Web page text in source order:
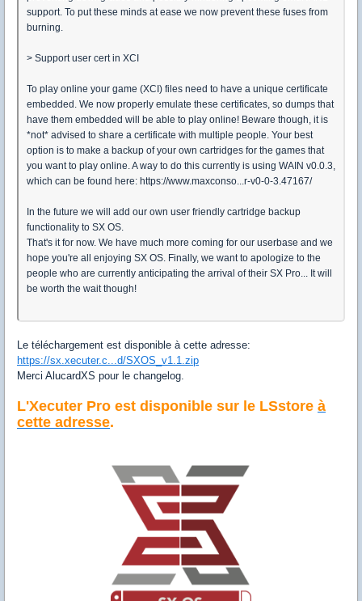
support. To put these minds at ease we now prevent these fuses from
burning.
> Support user cert in XCI
To play online your game (XCI) files need to have a unique certificate
embedded. We now properly emulate these certificates, so dumps that
have them embedded will be able to play online! Beware though, it is
*not* advised to share a certificate with multiple people. Your best
option is to make a backup of your own cartridges for the games that
you want to play online. A way to do this currently is using WAIN v0.0.3,
which can be found here: https://www.maxconso...r-v0-0-3.47167/
In the future we will add our own user friendly cartridge backup
functionality to SX OS.
That's it for now. We have much more coming for our userbase and we
hope you're all enjoying SX OS. Finally, we want to apologize to the
people who are currently anticipating the arrival of their SX Pro... It will
be worth the wait though!
Le téléchargement est disponible à cette adresse:
https://sx.xecuter.c...d/SXOS_v1.1.zip
Merci AlucardXS pour le changelog.
L'Xecuter Pro est disponible sur le LSstore à
cette adresse.